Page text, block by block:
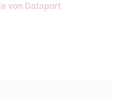
von Dataport